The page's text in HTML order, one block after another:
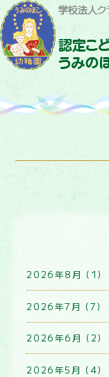
2026年8月 (1)
2026年7月 (7)
2026年6月 (2)
2026年5月 (4)